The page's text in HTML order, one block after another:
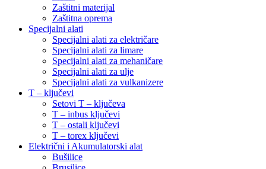
Zaštitni materijal
Zaštitna oprema
Specijalni alati
Specijalni alati za električare
Specijalni alati za limare
Specijalni alati za mehaničare
Specijalni alati za ulje
Specijalni alati za vulkanizere
T – ključevi
Setovi T – ključeva
T – inbus ključevi
T – ostali ključevi
T – torex ključevi
Električni i Akumulatorski alat
Bušilice